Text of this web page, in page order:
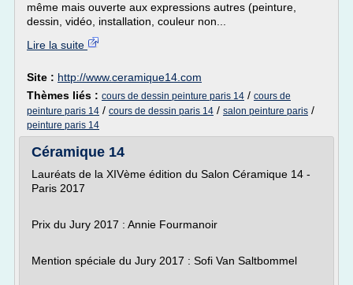
même mais ouverte aux expressions autres (peinture,
dessin, vidéo, installation, couleur non...
Lire la suite
Site : http://www.ceramique14.com
Thèmes liés : cours de dessin peinture paris 14 / cours de
peinture paris 14 / cours de dessin paris 14 / salon peinture paris /
peinture paris 14
Céramique 14
Lauréats de la XIVème édition du Salon Céramique 14 -
Paris 2017
Prix du Jury 2017 : Annie Fourmanoir
Mention spéciale du Jury 2017 : Sofi Van Saltbommel